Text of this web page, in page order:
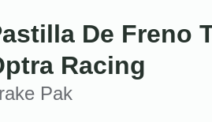
De Freno
Racing
Pak